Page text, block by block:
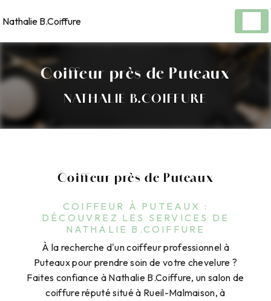
Nathalie B.Coiffure
Coiffeur près de Puteaux
NATHALIE B.COIFFURE
Coiffeur près de Puteaux
COIFFEUR À PUTEAUX :
DÉCOUVREZ LES SERVICES DE
NATHALIE B.COIFFURE
À la recherche d'un coiffeur professionnel à
Puteaux pour prendre soin de votre chevelure ?
Faites confiance à Nathalie B.Coiffure, un salon de
coiffure réputé situé à Rueil-Malmaison, à